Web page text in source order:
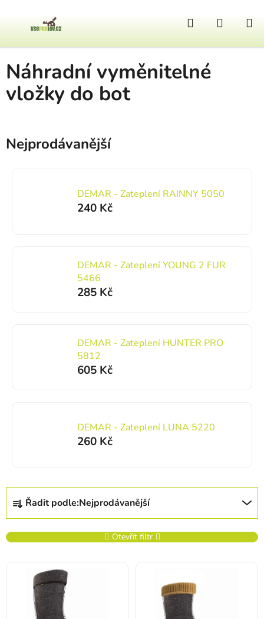
Hledat
Domů
Náhradní vyměnitelné
vložky do bot
Nejprodávanější
DEMAR - Zateplení RAINNY 5050
240 Kč
DEMAR - Zateplení YOUNG 2 FUR
5466
285 Kč
DEMAR - Zateplení HUNTER PRO
5812
605 Kč
DEMAR - Zateplení LUNA 5220
260 Kč
Řazení produktů
Řadit podle:Nejprodávanější
Otevřít filtr